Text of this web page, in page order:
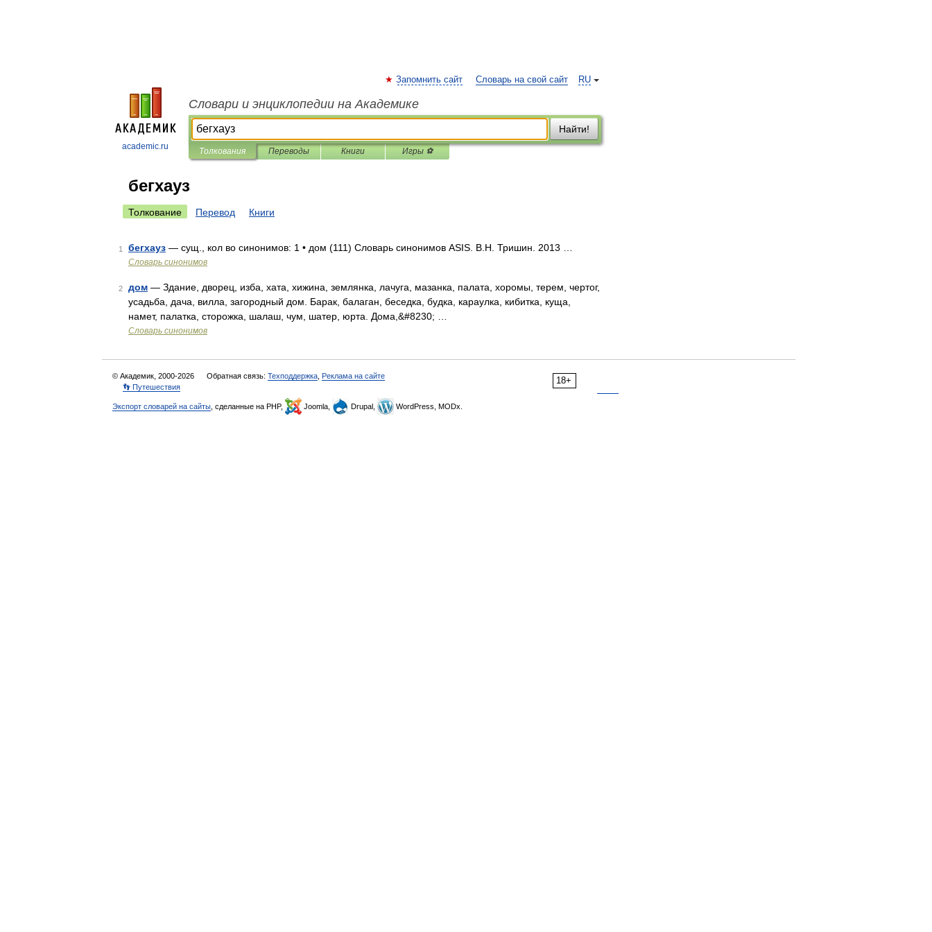
academic.ru
RU
Запомнить сайт Словарь на свой сайт
Словари и энциклопедии на Академике
Найти!
Толкования Переводы Книги Игры ⚽
бегхауз
Толкование Перевод Книги
1 бегхауз — сущ., кол во синонимов: 1 • дом (111) Словарь синонимов ASIS. В.Н. Тришин. 2013 …
Словарь синонимов
2 дом — Здание, дворец, изба, хата, хижина, землянка, лачуга, мазанка, палата, хоромы, терем, чертог,
усадьба, дача, вилла, загородный дом. Барак, балаган, беседка, будка, караулка, кибитка, куща,
намет, палатка, сторожка, шалаш, чум, шатер, юрта. Дома,&#8230; …
Словарь синонимов
18+
© Академик, 2000-2026 Обратная связь: Техподдержка Реклама на сайте
👣 Путешествия
Экспорт словарей на сайты , сделанные на PHP, Joomla, Drupal, WordPress, MODx.